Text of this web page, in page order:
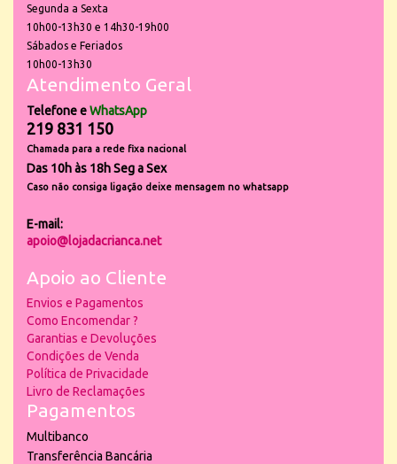
Segunda a Sexta
10h00-13h30 e 14h30-19h00
Sábados e Feriados
10h00-13h30
Atendimento Geral
Telefone eWhatsApp
219 831 150
Chamada para a rede fixa nacional
Das 10h às 18h Seg a Sex
Caso não consiga ligação deixe mensagem no whatsapp
E-mail:
apoio@lojadacrianca.net
Apoio ao Cliente
Envios e Pagamentos
Como Encomendar ?
Garantias e Devoluções
Condições de Venda
Política de Privacidade
Livro de Reclamações
Pagamentos
Multibanco
Transferência Bancária